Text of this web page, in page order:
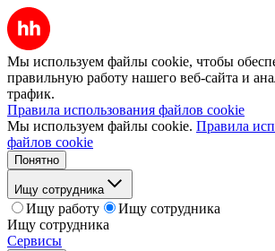
Мы используем файлы cookie, чтобы
правильную работу нашего веб-сайта и
трафик.
Правила использования файлов cookie
Мы используем файлы cookie. Правила
файлов cookie
Понятно
Ищу сотрудника
Ищу работу
Ищу сотрудника
Ищу сотрудника
Сервисы